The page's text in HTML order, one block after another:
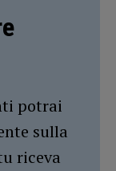
potrai
sulla
riceva